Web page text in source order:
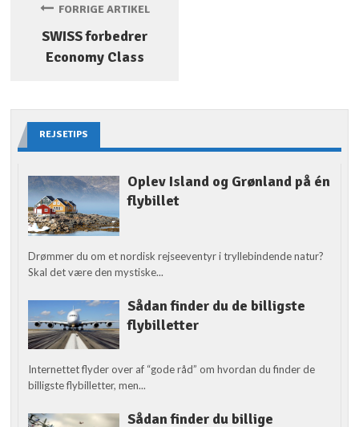
FORRIGE ARTIKEL
SWISS forbedrer
Economy Class
REJSETIPS
Oplev Island og Grønland på én
flybillet
Drømmer du om et nordisk rejseeventyr i tryllebindende natur?
Skal det være den mystiske...
Sådan finder du de billigste
flybilletter
Internettet flyder over af “gode råd” om hvordan du finder de
billigste flybilletter, men...
Sådan finder du billige